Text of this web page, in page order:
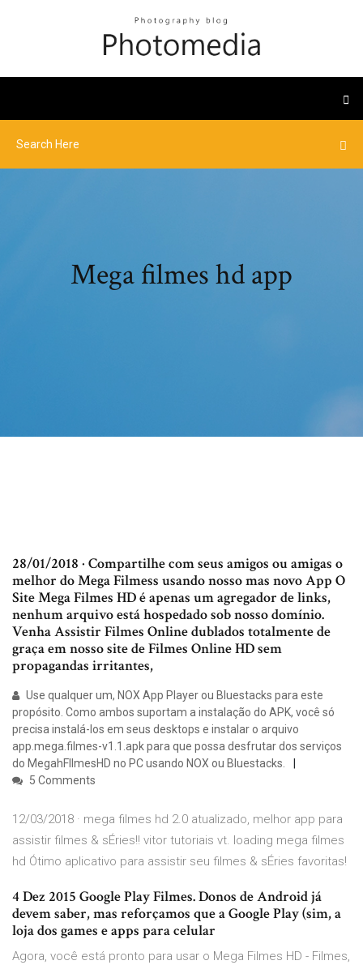
Mega filmes hd app
28/01/2018 · Compartilhe com seus amigos ou amigas o
melhor do Mega Filmess usando nosso mas novo App O
Site Mega Filmes HD é apenas um agregador de links,
nenhum arquivo está hospedado sob nosso domínio.
Venha Assistir Filmes Online dublados totalmente de
graça em nosso site de Filmes Online HD sem
propagandas irritantes,
Use qualquer um, NOX App Player ou Bluestacks para este
propósito. Como ambos suportam a instalação do APK, você só
precisa instalá-los em seus desktops e instalar o arquivo
app.mega.filmes-v1.1.apk para que possa desfrutar dos serviços
do MegahFIlmesHD no PC usando NOX ou Bluestacks.
5 Comments
12/03/2018 · mega filmes hd 2.0 atualizado, melhor app para
assistir filmes & sÉries!! vitor tutoriais vt. loading mega filmes
hd Ótimo aplicativo para assistir seu filmes & sÉries favoritas!
4 Dez 2015 Google Play Filmes. Donos de Android já
devem saber, mas reforçamos que a Google Play (sim, a
loja dos games e apps para celular
Agora, você está pronto para usar o Mega Filmes HD - Filmes,